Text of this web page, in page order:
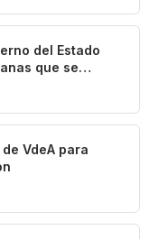
del Estado
que se
para las y los
VdeA ‎para